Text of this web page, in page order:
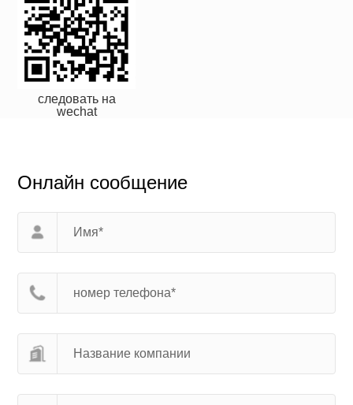
следовать на
wechat
Онлайн сообщение